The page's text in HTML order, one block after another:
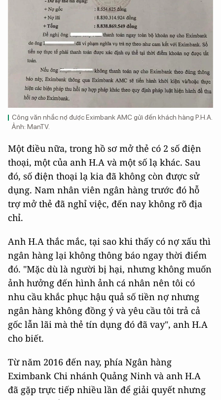
Công văn nhắc nợ được Eximbank AMC gửi đến khách hàng P.H.A.
Ảnh: ManTV.
Một điều nữa, trong hồ sơ mở thẻ có 2 số điện
thoại, một của anh H.A và một số lạ khác. Sau
đó, số điện thoại lạ kia đã không còn được sử
dụng. Nam nhân viên ngân hàng trước đó hỗ
trợ mở thẻ đã nghỉ việc, đến nay không rõ địa
chỉ.
Anh H.A thắc mắc, tại sao khi thấy có nợ xấu thì
ngân hàng lại không thông báo ngay thời điểm
đó. "Mặc dù là người bị hại, nhưng không muốn
ảnh hưởng đến hình ảnh cá nhân nên tôi có
nhu cầu khắc phục hậu quả số tiền nợ nhưng
ngân hàng không đồng ý và yêu cầu tôi trả cả
gốc lẫn lãi mà thẻ tín dụng đó đã vay", anh H.A
cho biết.
Từ năm 2016 đến nay, phía Ngân hàng
Eximbank Chi nhánh Quảng Ninh và anh H.A
đã gặp trực tiếp nhiều lần để giải quyết nhưng